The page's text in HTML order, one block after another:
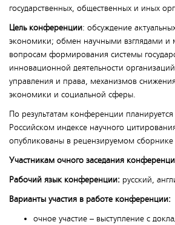
государственных, общественных и иных
Цель конференции: обсуждение
экономики; обмен научными взглядами и
вопросам формирования системы
инновационной деятельности
управления и права, механизмов
экономики и социальной сферы.
По результатам конференции
Российском индексе научного
опубликованы в рецензируемом сборнике
Участникам очного заседания
Рабочий язык конференции: русский,
Варианты участия в работе конференции:
очное участие – выступление с